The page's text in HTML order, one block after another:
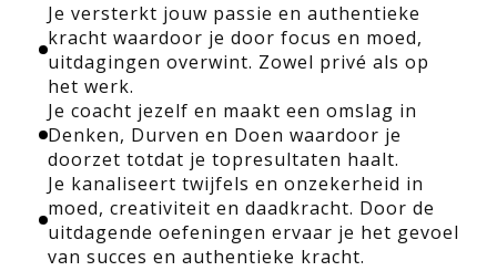
Je versterkt jouw passie en authentieke
kracht waardoor je door focus en moed,
uitdagingen overwint. Zowel privé als op
het werk.
Je coacht jezelf en maakt een omslag in
Denken, Durven en Doen waardoor je
doorzet totdat je topresultaten haalt.
Je kanaliseert twijfels en onzekerheid in
moed, creativiteit en daadkracht. Door de
uitdagende oefeningen ervaar je het gevoel
van succes en authentieke kracht.